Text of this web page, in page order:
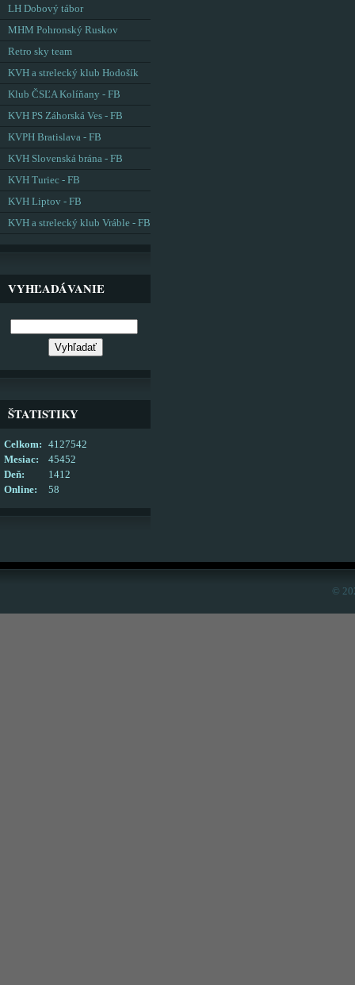
LH Dobový tábor
MHM Pohronský Ruskov
Retro sky team
KVH a strelecký klub Hodošík
Klub ČSĽA Kolíňany - FB
KVH PS Záhorská Ves - FB
KVPH Bratislava - FB
KVH Slovenská brána - FB
KVH Turiec - FB
KVH Liptov - FB
KVH a strelecký klub Vráble - FB
VYHĽADÁVANIE
ŠTATISTIKY
Online: 58
Celkom:
4127542
Mesiac:
45452
Deň:
1412
©